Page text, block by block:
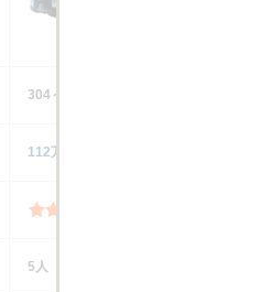
304～402.8万円
112万円
5人